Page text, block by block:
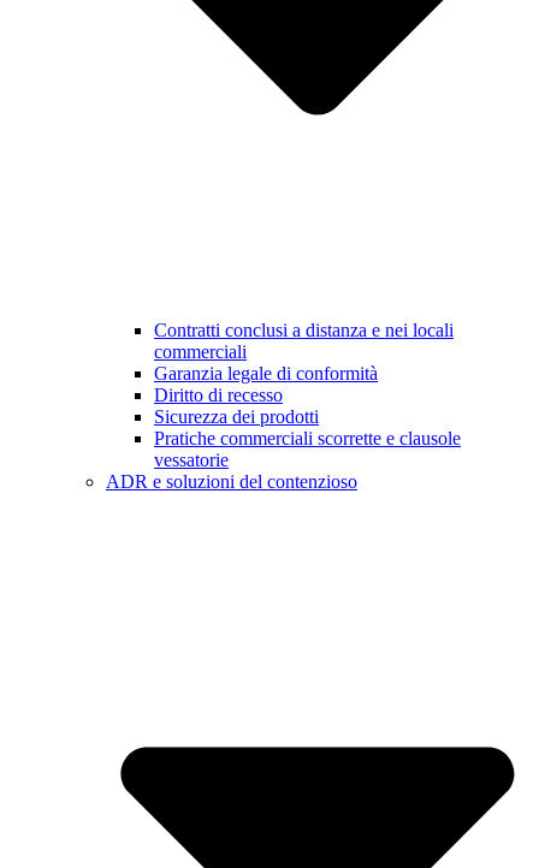
Contratti conclusi a distanza e nei locali
commerciali
Garanzia legale di conformità
Diritto di recesso
Sicurezza dei prodotti
Pratiche commerciali scorrette e clausole
vessatorie
ADR e soluzioni del contenzioso